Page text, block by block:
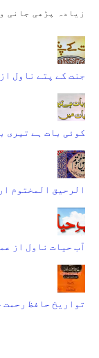
زیادہ پڑھی جانی
جنت کے پتے ناول
کوئی بات ہے تیری
الرحیق المختوم
آب حیات ناول از
تواریخ حافظ رحمت